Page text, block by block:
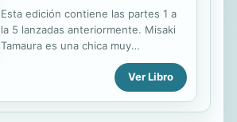
Esta edición contiene las partes 1 a
la 5 lanzadas anteriormente. Misaki
Tamaura es una chica muy
enamoradiza que decidió a
declararse a cuatro chicos populares
de alta clase en su preparatoria. Sin
embargo fue rechazada y humillada
Ver Libro